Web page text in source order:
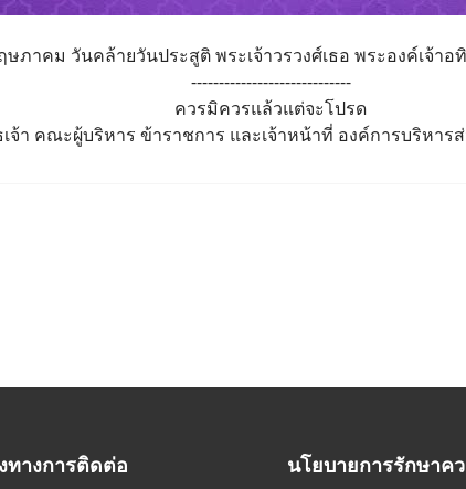
ษภาคม วันคล้ายวันประสูติ พระเจ้าวรวงศ์เธอ พระองค์เจ้า
-----------------------------
ควรมิควรแล้วแต่จะโปรด
จ้า คณะผู้บริหาร ข้าราชการ และเจ้าหน้าที่ องค์การบริหาร
ทางการติดต่อ นโยบายการรักษาค